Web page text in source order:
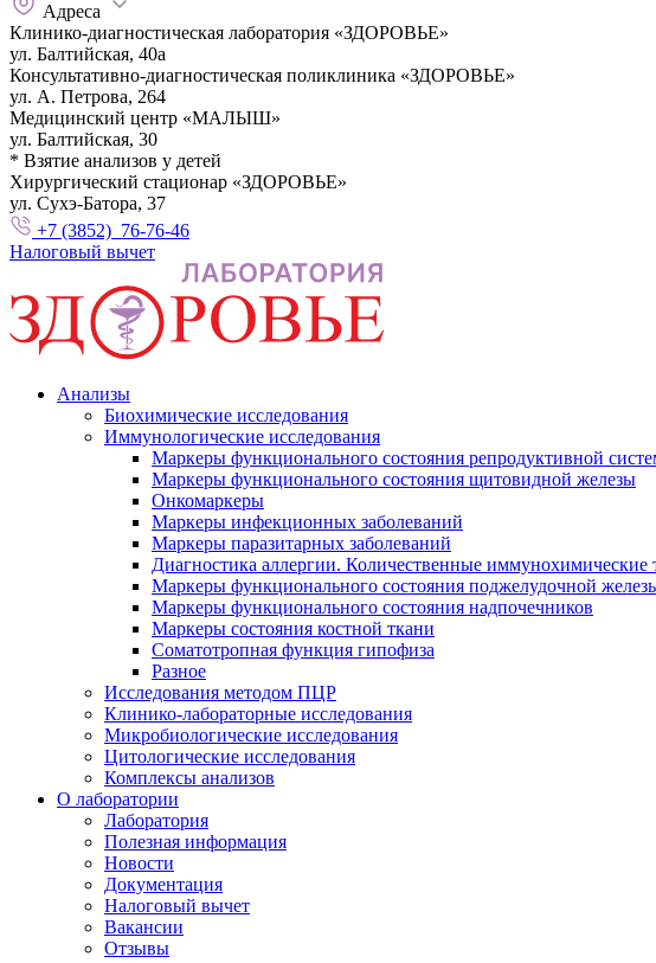
Адреса
Клинико-диагностическая лаборатория «ЗДОРОВЬЕ»
ул. Балтийская, 40а
Консультативно-диагностическая поликлиника «ЗДОРОВЬЕ»
ул. А. Петрова, 264
Медицинский центр «МАЛЫШ»
ул. Балтийская, 30
* Взятие анализов у детей
Хирургический стационар «ЗДОРОВЬЕ»
ул. Сухэ-Батора, 37
+7 (3852) 76-76-46
Налоговый вычет
Анализы
Биохимические исследования
Иммунологические исследования
Маркеры функционального состояния репродуктивной
Маркеры функционального состояния щитовидной железы
Онкомаркеры
Маркеры инфекционных заболеваний
Маркеры паразитарных заболеваний
Диагностика аллергии. Количественные иммунохимические
Маркеры функционального состояния поджелудочной
Маркеры функционального состояния надпочечников
Маркеры состояния костной ткани
Соматотропная функция гипофиза
Разное
Исследования методом ПЦР
Клинико-лабораторные исследования
Микробиологические исследования
Цитологические исследования
Комплексы анализов
О лаборатории
Лаборатория
Полезная информация
Новости
Документация
Налоговый вычет
Вакансии
Отзывы